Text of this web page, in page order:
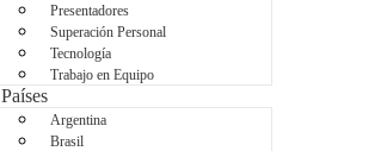
Presentadores
Superación Personal
Tecnología
Trabajo en Equipo
Países
Argentina
Brasil